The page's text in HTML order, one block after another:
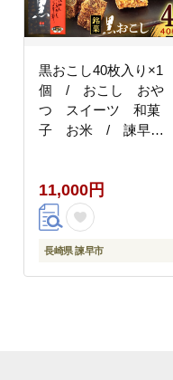
黒おこし40枚入り×1
個 / おこし おや
つ スイーツ 和菓
子 お米 / 諫早
11,000円
長崎県 諫早市